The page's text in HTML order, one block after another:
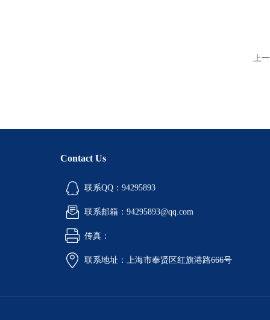
上
Contact Us
联系QQ：94295893
联系邮箱：94295893@qq.com
传真：
联系地址：上海市奉贤区红旗港路666号